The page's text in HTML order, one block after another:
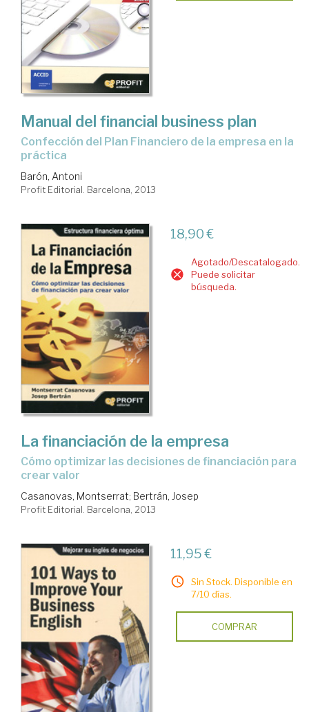
Manual del financial business plan
confección del Plan Financiero de la empresa en la
práctica
Barón, Antoni
Profit Editorial. Barcelona, 2013
18,90 €
Agotado/Descatalogado.
Puede solicitar
búsqueda.
La financiación de la empresa
cómo optimizar las decisiones de financiación para
crear valor
Casanovas, Montserrat; Bertrán, Josep
Profit Editorial. Barcelona, 2013
11,95 €
Sin Stock. Disponible en
7/10 días.
COMPRAR